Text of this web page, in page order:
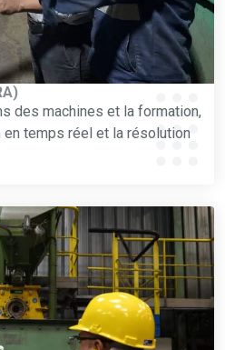
des machines et la formation,
temps réel et la résolution